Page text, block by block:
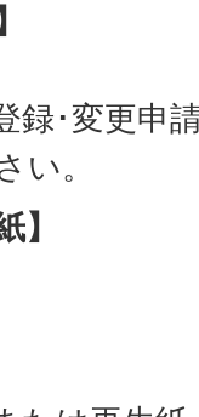
録･変更申
い。
】